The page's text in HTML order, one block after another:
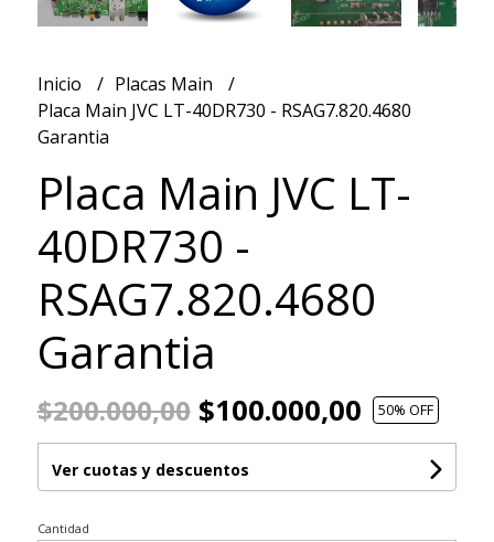
Inicio
Placas Main
Placa Main JVC LT-40DR730 - RSAG7.820.4680
Garantia
Placa Main JVC LT-
40DR730 -
RSAG7.820.4680
Garantia
$200.000,00$100.000,00 50% OFF
Ver cuotas y descuentos
Cantidad